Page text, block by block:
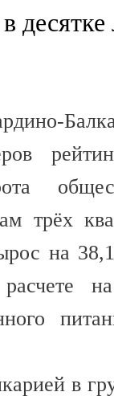
трёх
на
в